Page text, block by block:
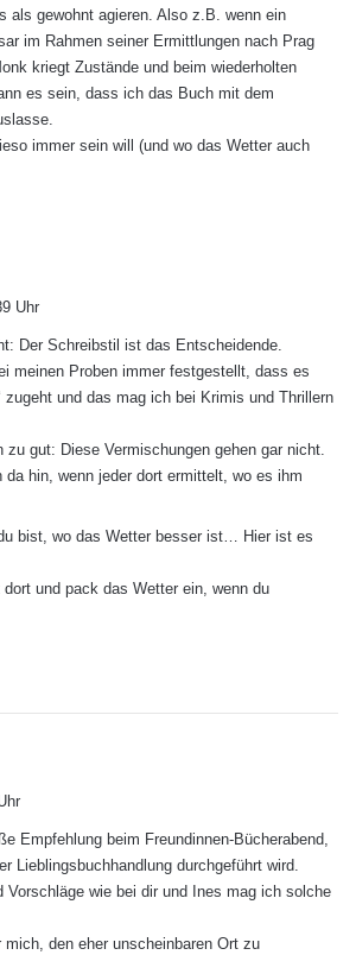
als gewohnt agieren. Also z.B. wenn ein
im Rahmen seiner Ermittlungen nach Prag
kriegt Zustände und beim wiederholten
es sein, dass ich das Buch mit dem
immer sein will (und wo das Wetter auch
Uhr
Der Schreibstil ist das Entscheidende.
meinen Proben immer festgestellt, dass es
zugeht und das mag ich bei Krimis und Thrillern
zu gut: Diese Vermischungen gehen gar nicht.
da hin, wenn jeder dort ermittelt, wo es ihm
bist, wo das Wetter besser ist… Hier ist es
und pack das Wetter ein, wenn du
Empfehlung beim Freundinnen-Bücherabend,
Lieblingsbuchhandlung durchgeführt wird.
Vorschläge wie bei dir und Ines mag ich solche
mich, den eher unscheinbaren Ort zu